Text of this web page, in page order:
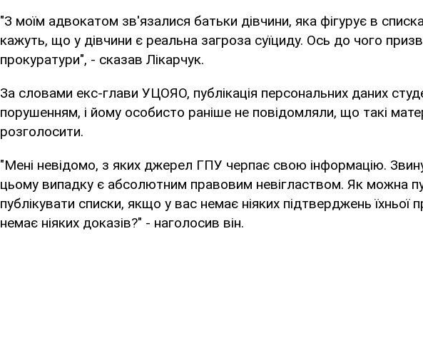
"З моїм адвокатом зв'язалися батьки дівчини, яка фігурує в
кажуть, що у дівчини є реальна загроза суїциду. Ось до чого
прокуратури", - сказав Лікарчук.
За словами екс-глави УЦОЯО, публікація персональних даних
порушенням, і йому особисто раніше не повідомляли, що такі
розголосити.
"Мені невідомо, з яких джерел ГПУ черпає свою інформацію.
цьому випадку є абсолютним правовим невіглаством. Як можна
публікувати списки, якщо у вас немає ніяких підтверджень їхньої
немає ніяких доказів?" - наголосив він.